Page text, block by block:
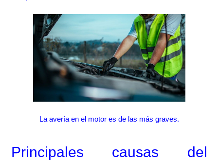
La avería en el motor es de las más graves.
Principales causas del